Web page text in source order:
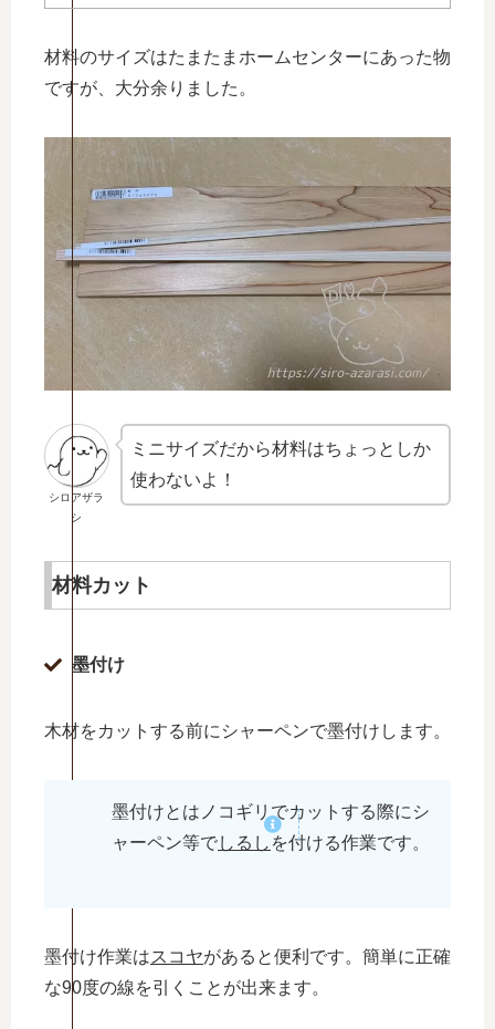
材料のサイズはたまたまホームセンターにあった物
ですが、大分余りました。
シロアザラ
シ
ミニサイズだから材料はちょっとしか
使わないよ！
材料カット
墨付け
木材をカットする前にシャーペンで墨付けします。
墨付けとはノコギリでカットする際にシ
ャーペン等でしるし を付ける作業です。
墨付け作業はスコヤがあると便利です。簡単に正確
な90度の線を引くことが出来ます。